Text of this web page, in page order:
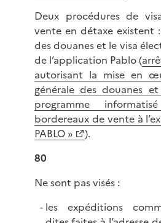
Deux procédures de
vente en détaxe existent
des douanes et le visa
de l’application Pablo (
autorisant la mise en
générale des douanes
programme
bordereaux de vente à
PABLO »
).
80
Ne sont pas visés :
les expéditions